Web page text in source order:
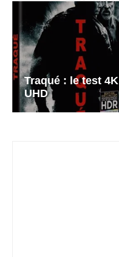
Traqué : le test 4K
UHD